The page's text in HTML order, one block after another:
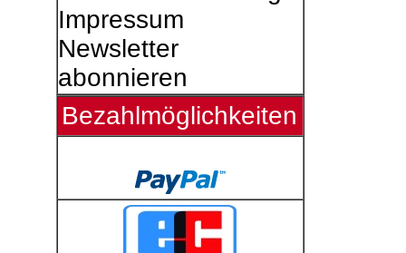
Impressum
Newsletter
abonnieren
Bezahlmöglichkeiten